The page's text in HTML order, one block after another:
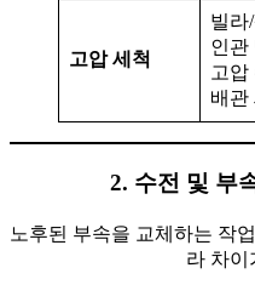
고압 세척
빌라
인관
고압
배관
2. 수전 및 부
노후된 부속을 교체하는 작
라 차이